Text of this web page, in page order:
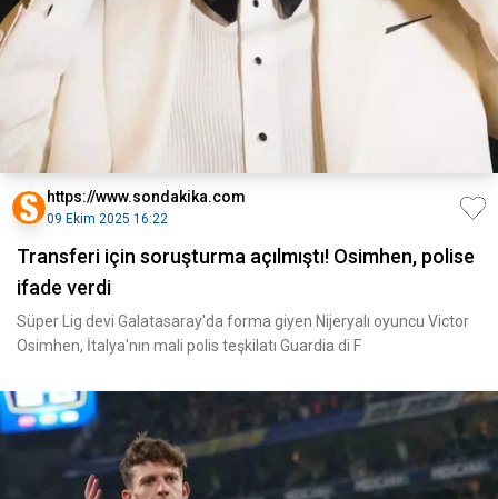
https://www.sondakika.com
09 Ekim 2025 16:22
Transferi için soruşturma açılmıştı! Osimhen, polise
ifade verdi
Süper Lig devi Galatasaray'da forma giyen Nijeryalı oyuncu Victor
Osimhen, İtalya'nın mali polis teşkilatı Guardia di F